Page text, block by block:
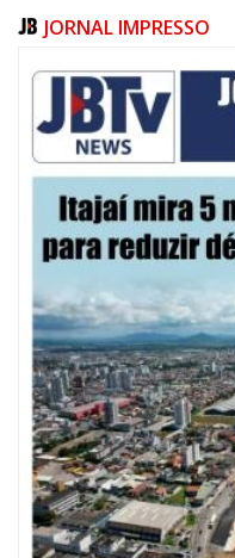
08/08/2026 | 07:00
20 anos da Lei Maria da
doméstica são acompanhadas
BALNEÁRIO
JORNAL IMPRESSO